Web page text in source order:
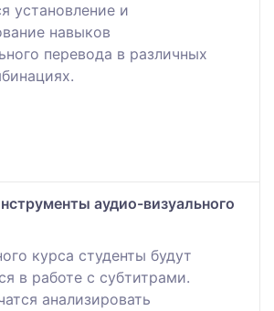
установление и
навыков
перевода в различных
аудио-визуального
курса студенты будут
в работе с субтитрами.
анализировать